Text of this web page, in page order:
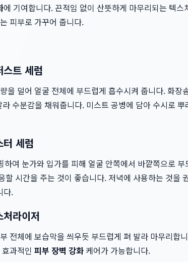
에 기여합니다. 끈적임 없이 산뜻하게 마무리되는 텍
피부로 가꾸어 줍니다.
트 세럼
을 덜어 얼굴 전체에 부드럽게 흡수시켜 줍니다. 화장
수분감을 채워줍니다. 미스트 공병에 담아 수시로
세럼
여 눈가와 입가를 피해 얼굴 안쪽에서 바깥쪽으로
할 시간을 주는 것이 좋습니다. 저녁에 사용하는 것을
다.
라이저
전체에 보습막을 씌우듯 부드럽게 펴 발라 마무리합
과적인 피부 장벽 강화 케어가 가능합니다.